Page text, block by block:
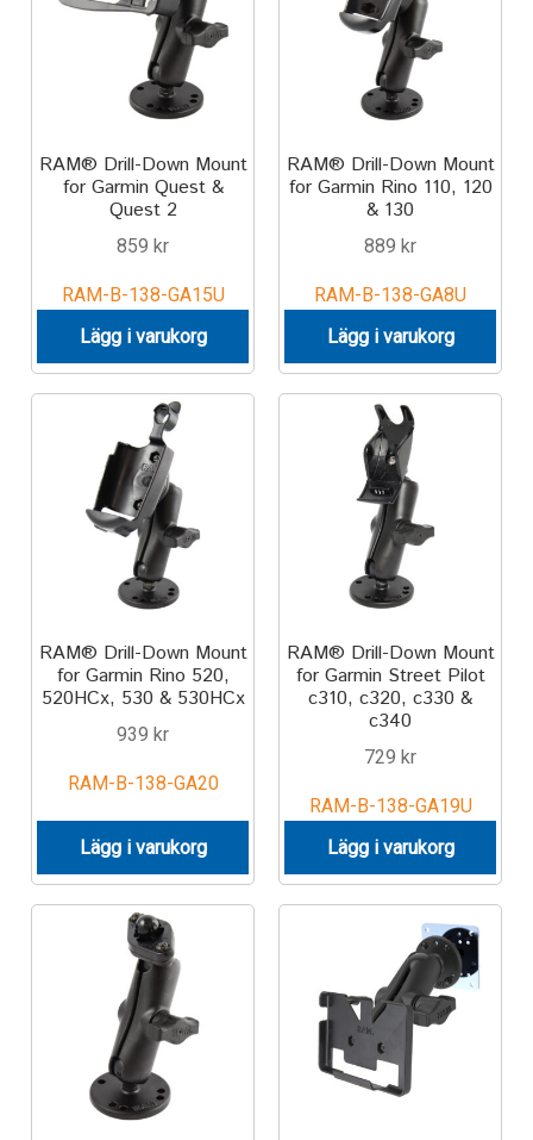
RAM® Drill-Down Mount
for Garmin Quest &
Quest 2
859 kr
RAM-B-138-GA15U
Lägg i varukorg
RAM® Drill-Down Mount
for Garmin Rino 110, 120
& 130
889 kr
RAM-B-138-GA8U
Lägg i varukorg
RAM® Drill-Down Mount
for Garmin Rino 520,
520HCx, 530 & 530HCx
939 kr
RAM-B-138-GA20
Lägg i varukorg
RAM® Drill-Down Mount
for Garmin Street Pilot
c310, c320, c330 &
c340
729 kr
RAM-B-138-GA19U
Lägg i varukorg